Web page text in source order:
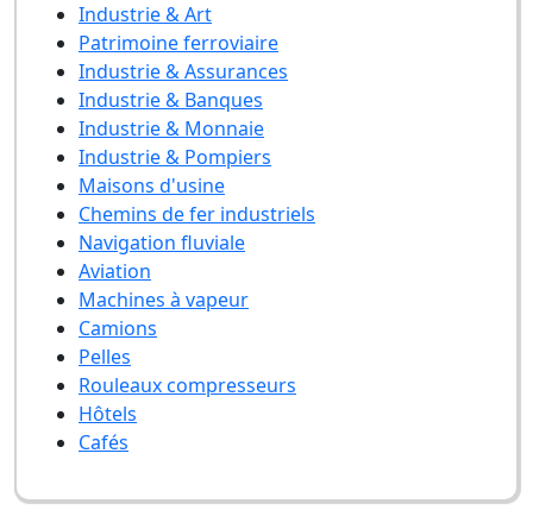
Industrie & Art
Patrimoine ferroviaire
Industrie & Assurances
Industrie & Banques
Industrie & Monnaie
Industrie & Pompiers
Maisons d'usine
Chemins de fer industriels
Navigation fluviale
Aviation
Machines à vapeur
Camions
Pelles
Rouleaux compresseurs
Hôtels
Cafés